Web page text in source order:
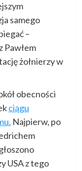
samego
–
Pawłem
żołnierzy w
obecności
ciągu
Najpierw, po
USA z tego